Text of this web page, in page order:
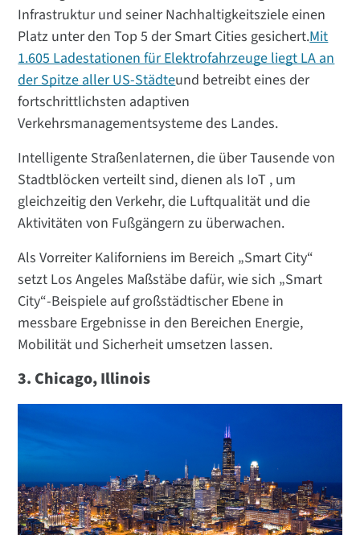
Infrastruktur und seiner Nachhaltigkeitsziele einen
Platz unter den Top 5 der Smart Cities gesichert.Mit
1.605 Ladestationen für Elektrofahrzeuge liegt LA an
der Spitze aller US-Städteund betreibt eines der
fortschrittlichsten adaptiven
Verkehrsmanagementsysteme des Landes.
Intelligente Straßenlaternen, die über Tausende von
Stadtblöcken verteilt sind, dienen als IoT , um
gleichzeitig den Verkehr, die Luftqualität und die
Aktivitäten von Fußgängern zu überwachen.
Als Vorreiter Kaliforniens im Bereich „Smart City“
setzt Los Angeles Maßstäbe dafür, wie sich „Smart
City“-Beispiele auf großstädtischer Ebene in
messbare Ergebnisse in den Bereichen Energie,
Mobilität und Sicherheit umsetzen lassen.
3. Chicago, Illinois